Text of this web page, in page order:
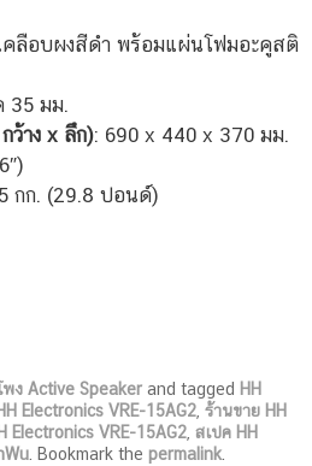
คลือบผงสีดำ พร้อมแผ่นโฟมอะคูสติ
35 มม.
ว้าง x ลึก): 690 x 440 x 370 มม.
กก. (29.8 ปอนด์)
พง Active Speaker and tagged HH
Electronics VRE-15AG2 ร้านขาย HH
Electronics VRE-15AG2 สเปค HH
. Bookmark the permalink